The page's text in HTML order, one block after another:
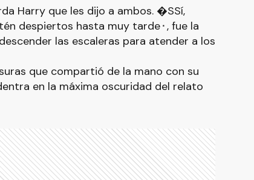
Harry que les dijo a ambos. �SSí,
despiertos hasta muy tarde⬝, fue la
las escaleras para atender a los
que compartió de la mano con su
en la máxima oscuridad del relato